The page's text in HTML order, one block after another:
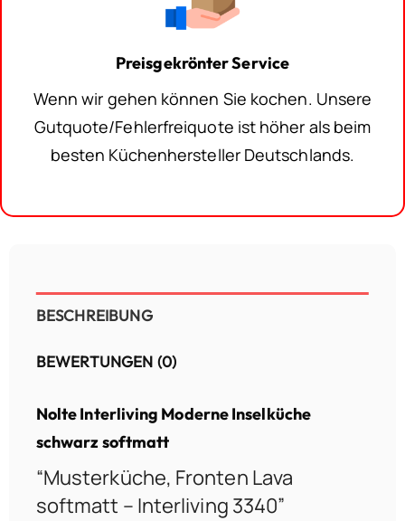
Preisgekrönter Service
Wenn wir gehen können Sie kochen. Unsere
Gutquote/Fehlerfreiquote ist höher als beim
besten Küchenhersteller Deutschlands.
BESCHREIBUNG
BEWERTUNGEN (0)
Nolte Interliving Moderne Inselküche
schwarz softmatt
“Musterküche, Fronten Lava
softmatt – Interliving 3340”